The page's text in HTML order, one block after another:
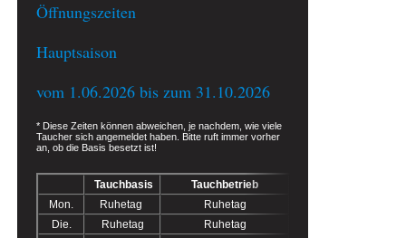
Öffnungszeiten
Hauptsaison
vom 1.06.2026 bis zum 31.10.2026
* Diese Zeiten können abweichen, je nachdem, wie viele
Taucher sich angemeldet haben. Bitte ruft immer vorher
an, ob die Basis besetzt ist!
Tauchbasis
Tauchbetrieb
Mon.
Ruhetag
Ruhetag
Die.
Ruhetag Ruhetag